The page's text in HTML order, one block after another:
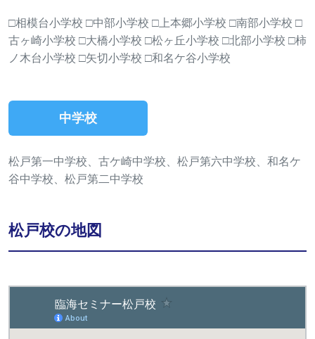
□相模台小学校 □中部小学校 □上本郷小学校 □南部小学校 □
古ヶ崎小学校 □大橋小学校 □松ヶ丘小学校 □北部小学校 □柿
ノ木台小学校 □矢切小学校 □和名ケ谷小学校
中学校
松戸第一中学校、古ケ崎中学校、松戸第六中学校、和名ケ
谷中学校、松戸第二中学校
松戸校の地図